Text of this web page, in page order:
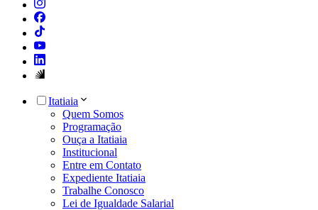
Itatiaia
Quem Somos
Programação
Ouça a Itatiaia
Institucional
Entre em Contato
Expediente Itatiaia
Trabalhe Conosco
Lei de Igualdade Salarial